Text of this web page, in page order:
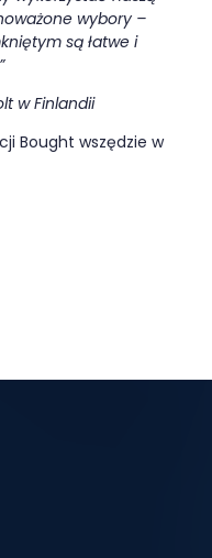
wybory –
są łatwe i
w Finlandii
Bought wszędzie w